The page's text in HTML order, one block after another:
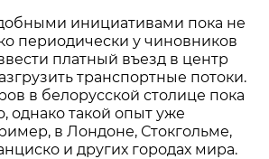
инициативами пока не
периодически у чиновников
платный въезд в центр
транспортные потоки.
в белорусской столице пока
однако такой опыт уже
в Лондоне, Стокгольме,
и других городах мира.